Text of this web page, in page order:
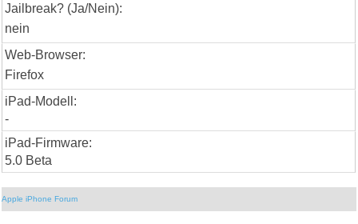
Jailbreak? (Ja/Nein):
nein
Web-Browser:
Firefox
iPad-Modell:
-
iPad-Firmware:
5.0 Beta
Apple iPhone Forum